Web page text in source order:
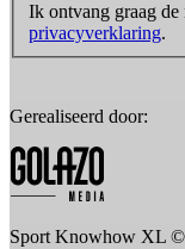
Ik ontvang graag
privacyverklaring.
Gerealiseerd door:
Sport Knowhow XL